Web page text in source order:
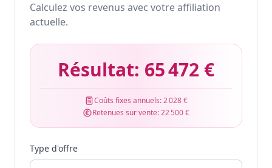
Calculez vos revenus avec votre affiliation
actuelle.
Résultat: 65 472 €
Coûts fixes annuels:2 028 €
Retenues sur vente:22 500 €
Type d'offre